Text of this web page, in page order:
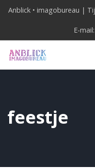
Anblick • imagobureau |
E-mail:
feestje